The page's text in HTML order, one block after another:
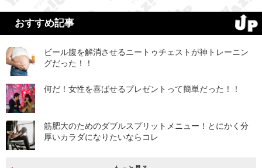
おすすめ記事
ビール腹を解消させるニートゥチェストが神トレーニン
グだった！！
何だ！女性を喜ばせるプレゼントって簡単だった！！
筋肥大のためのダブルスプリットメニュー！とにかく分
厚いカラダになりたいならコレ